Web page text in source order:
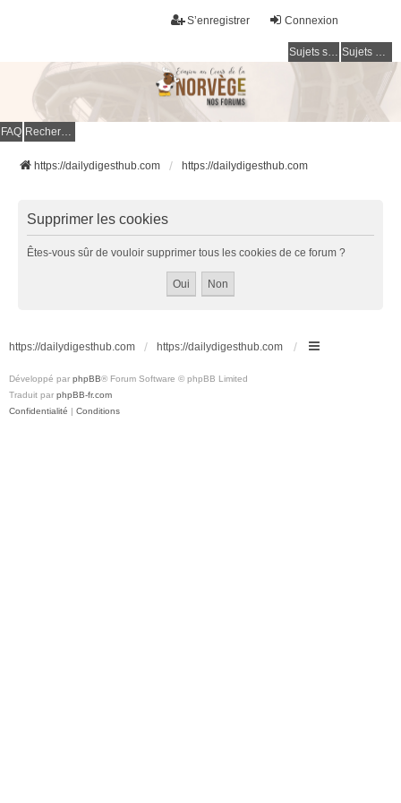
Connexion
S’enregistrer
Sujets sans réponse Sujets actifs
FAQ Rechercher
https://dailydigesthub.com https://dailydigesthub.com
Supprimer les cookies
Êtes-vous sûr de vouloir supprimer tous les cookies de ce forum ?
https://dailydigesthub.com https://dailydigesthub.com
Développé par phpBB® Forum Software © phpBB Limited
Traduit par phpBB-fr.com
Confidentialité | Conditions